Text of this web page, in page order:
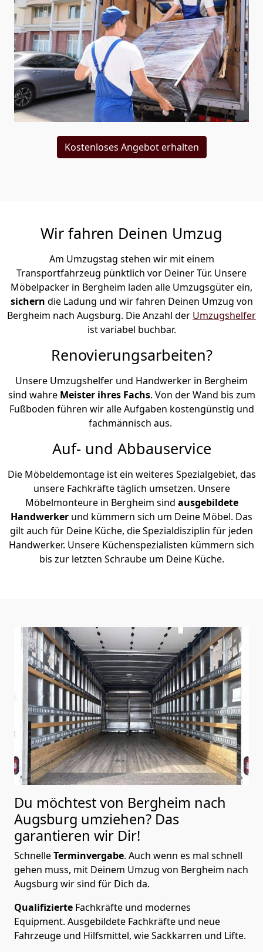
Kostenloses Angebot erhalten
Wir fahren Deinen Umzug
Am Umzugstag stehen wir mit einem
Transportfahrzeug pünktlich vor Deiner Tür. Unsere
Möbelpacker in Bergheim laden alle Umzugsgüter ein,
sichern die Ladung und wir fahren Deinen Umzug von
Bergheim nach Augsburg. Die Anzahl der Umzugshelfer
ist variabel buchbar.
Renovierungsarbeiten?
Unsere Umzugshelfer und Handwerker in Bergheim
sind wahre Meister ihres Fachs. Von der Wand bis zum
Fußboden führen wir alle Aufgaben kostengünstig und
fachmännisch aus.
Auf- und Abbauservice
Die Möbeldemontage ist ein weiteres Spezialgebiet, das
unsere Fachkräfte täglich umsetzen. Unsere
Möbelmonteure in Bergheim sind ausgebildete
Handwerker und kümmern sich um Deine Möbel. Das
gilt auch für Deine Küche, die Spezialdisziplin für jeden
Handwerker. Unsere Küchenspezialisten kümmern sich
bis zur letzten Schraube um Deine Küche.
Du möchtest von Bergheim nach
Augsburg umziehen? Das
garantieren wir Dir!
SchnelleTerminvergabe. Auch wenn es mal schnell
gehen muss, mit Deinem Umzug von Bergheim nach
Augsburg wir sind für Dich da.
Qualifizierte Fachkräfte und modernes
Equipment. Ausgebildete Fachkräfte und neue
Fahrzeuge und Hilfsmittel, wie Sackkarren und Lifte.